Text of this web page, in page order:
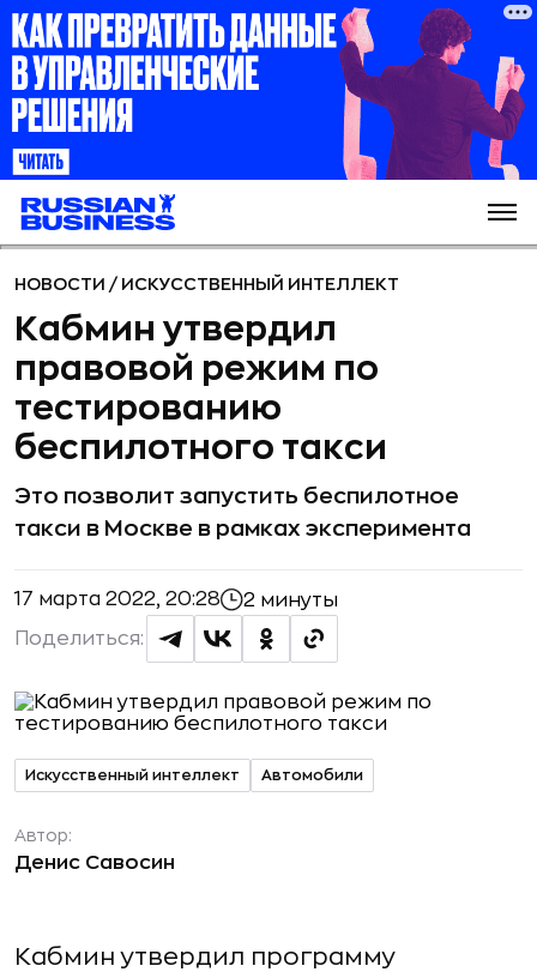
НОВОСТИ / ИСКУССТВЕННЫЙ ИНТЕЛЛЕКТ
Кабмин утвердил
правовой режим по
тестированию
беспилотного такси
Это позволит запустить беспилотное
такси в Москве в рамках эксперимента
17 марта 2022, 20:28 2 минуты
Поделиться:
Искусственный интеллект Автомобили
Автор:
Денис Савосин
Кабмин утвердил программу